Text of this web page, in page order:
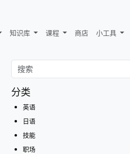
知识库 课程 商店 小工具
分类
英语
日语
技能
职场